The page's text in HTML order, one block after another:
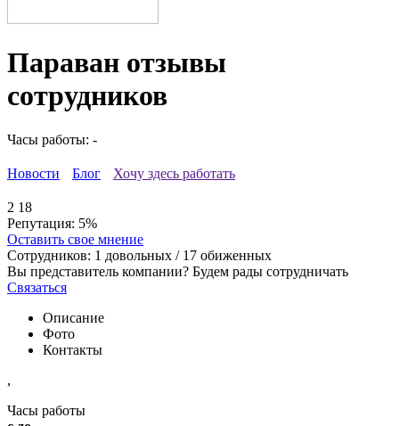
Параван отзывы
сотрудников
Часы работы: -
Новости Блог Хочу здесь работать
2 18
Репутация: 5%
Оставить свое мнение
Сотрудников: 1 довольных / 17 обиженных
Вы представитель компании? Будем рады сотрудничать
Связаться
Описание
Фото
Контакты
,
Часы работы